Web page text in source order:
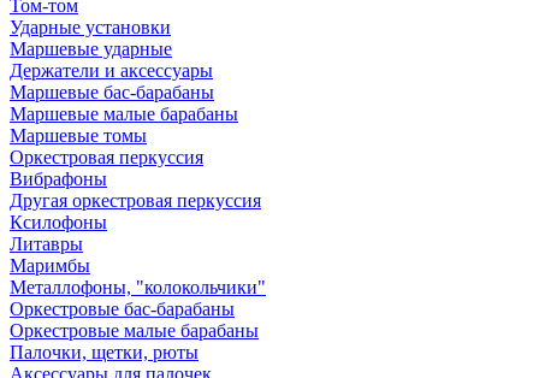
Том-том
Ударные установки
Маршевые ударные
Держатели и аксессуары
Маршевые бас-барабаны
Маршевые малые барабаны
Маршевые томы
Оркестровая перкуссия
Вибрафоны
Другая оркестровая перкуссия
Ксилофоны
Литавры
Маримбы
Металлофоны, "колокольчики"
Оркестровые бас-барабаны
Оркестровые малые барабаны
Палочки, щетки, рюты
Аксессуары для палочек